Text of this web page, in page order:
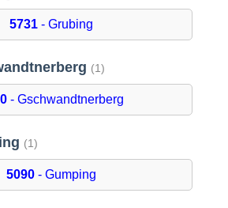
5731- Grubing
(1)
- Gschwandtnerberg
(1)
5090- Gumping